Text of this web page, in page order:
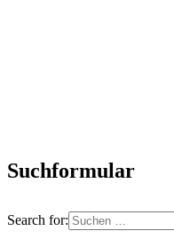
Suchformular
Search for: